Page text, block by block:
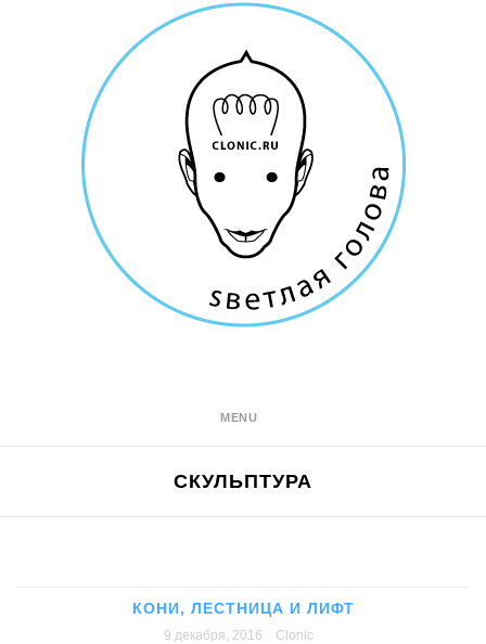
MENU
СКУЛЬПТУРА
КОНИ, ЛЕСТНИЦА И ЛИФТ
9 декабря, 2016 Clonic